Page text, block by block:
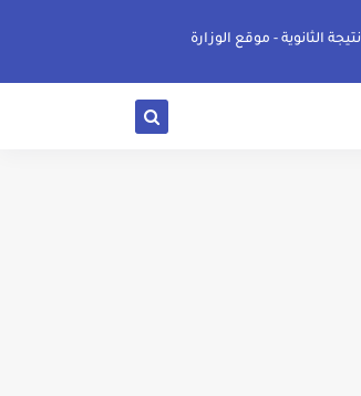
نتيجة الثانوية - موقع الوزارة